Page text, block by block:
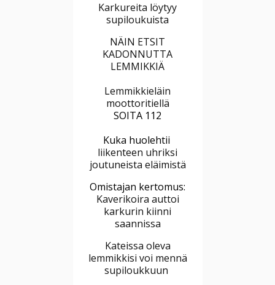
Karkureita löytyy
supiloukuista
NÄIN ETSIT
KADONNUTTA
LEMMIKKIÄ
Lemmikkieläin
moottoritiellä
SOITA 112
Kuka huolehtii
liikenteen uhriksi
joutuneista eläimistä
Omistajan kertomus:
Kaverikoira auttoi
karkurin kiinni
saannissa
Kateissa oleva
lemmikkisi voi mennä
supiloukkuun